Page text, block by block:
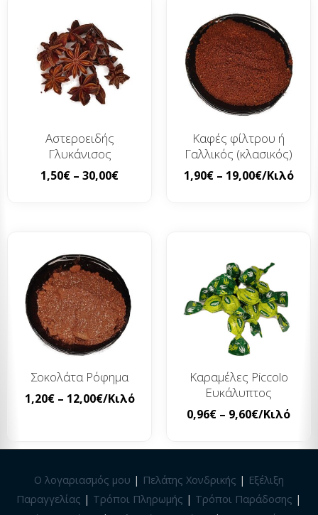
Αστεροειδής
Γλυκάνισος
1,50€ – 30,00€
Καφές φίλτρου ή
Γαλλικός (κλασικός)
1,90€ – 19,00€/Κιλό
Σοκολάτα Ρόφημα
1,20€ – 12,00€/Κιλό
Καραμέλες Piccolo
Ευκάλυπτος
0,96€ – 9,60€/Κιλό
Ο λογαριασμός μου | Πελάτης Χονδρικής | Εξέλιξη
Παραγγελίας | Τρόποι Πληρωμής | Τρόποι Παράδοσης |